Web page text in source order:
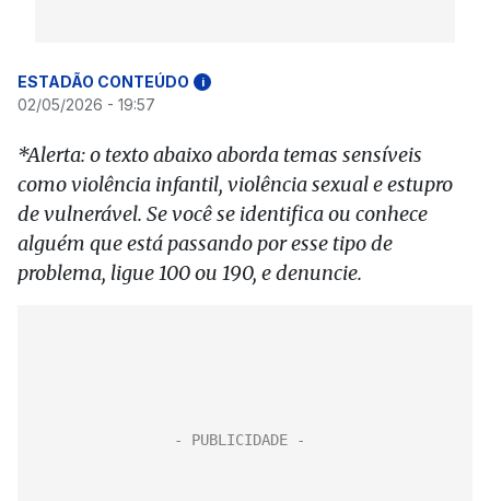
ESTADÃO CONTEÚDO i
02/05/2026 - 19:57
*Alerta: o texto abaixo aborda temas sensíveis
como violência infantil, violência sexual e estupro
de vulnerável. Se você se identifica ou conhece
alguém que está passando por esse tipo de
problema, ligue 100 ou 190, e denuncie.